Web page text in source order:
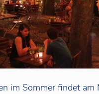
im Sommer findet